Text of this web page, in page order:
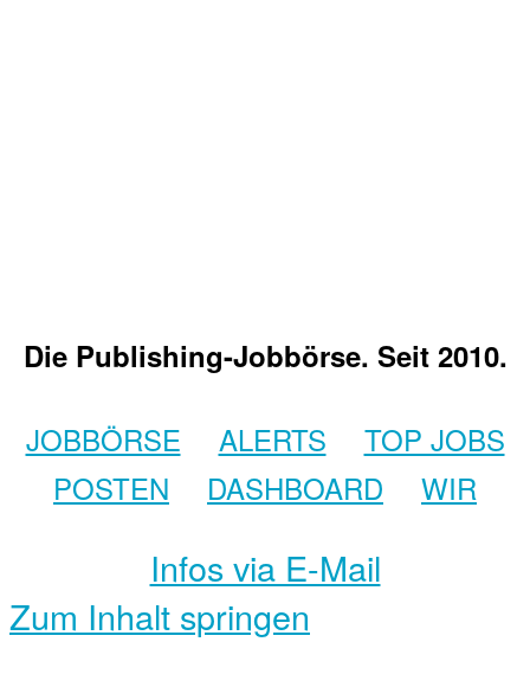
Die Publishing-Jobbörse. Seit 2010.
JOBBÖRSE ALERTS
TOP JOBS
POSTEN
DASHBOARD WIR
Infos via E-Mail
Zum Inhalt springen